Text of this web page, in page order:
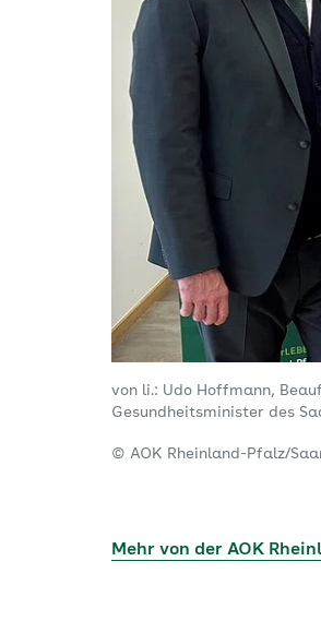
von li.: Udo Hoffmann,
Gesundheitsminister des
© AOK Rheinland-Pfalz/
Mehr von der AOK